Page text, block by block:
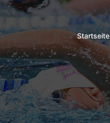
Startseite